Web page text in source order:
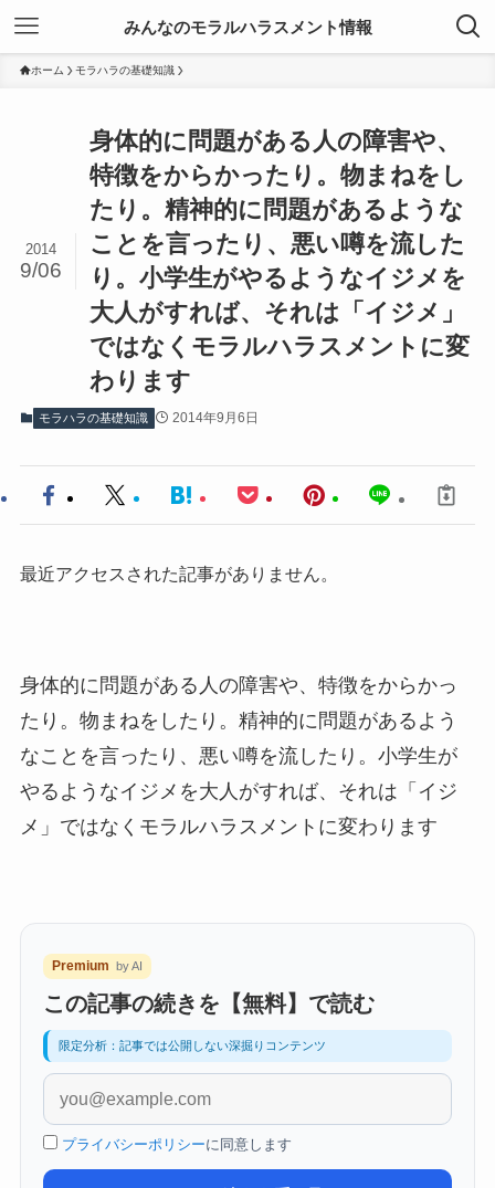
みんなのモラルハラスメント情報
ホーム モラハラの基礎知識
身体的に問題がある人の障害や、
特徴をからかったり。物まねをし
たり。精神的に問題があるような
ことを言ったり、悪い噂を流した
り。小学生がやるようなイジメを
大人がすれば、それは「イジメ」
ではなくモラルハラスメントに変
わります
2014
9/06
モラハラの基礎知識 2014年9月6日
最近アクセスされた記事がありません。
身体的に問題がある人の障害や、特徴をからかっ
たり。物まねをしたり。精神的に問題があるよう
なことを言ったり、悪い噂を流したり。小学生が
やるようなイジメを大人がすれば、それは「イジ
メ」ではなくモラルハラスメントに変わります
Premium by AI
この記事の続きを【無料】で読む
限定分析：記事では公開しない深掘りコンテンツ
プライバシーポリシーに同意します